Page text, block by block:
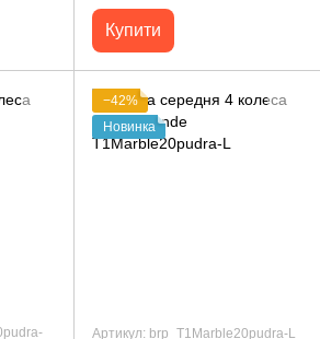
Купити
−42%
Новинка
Артикул: brp_T1Marble20pudra-L